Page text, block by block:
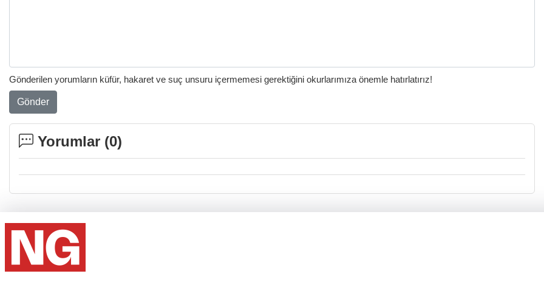
Gönderilen yorumların küfür, hakaret ve suç unsuru içermemesi gerektiğini okurlarımıza önemle hatırlatırız!
Gönder
Yorumlar (0)